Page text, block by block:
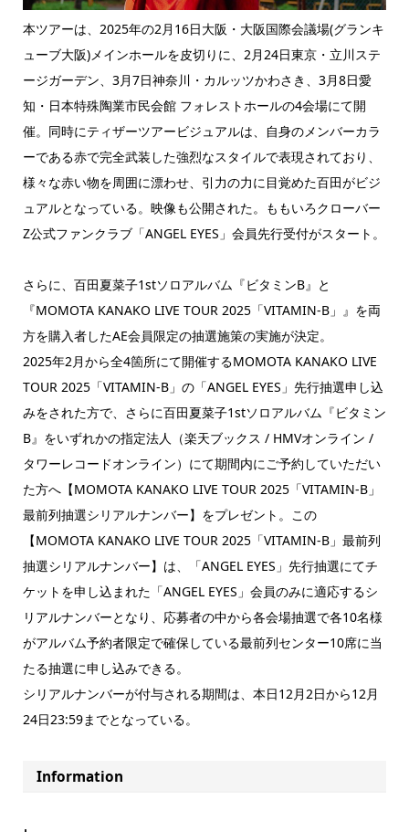
本ツアーは、2025年の2月16日大阪・大阪国際会議場(グランキ
ューブ大阪)メインホールを皮切りに、2月24日東京・立川ステ
ージガーデン、3月7日神奈川・カルッツかわさき、3月8日愛
知・日本特殊陶業市民会館 フォレストホールの4会場にて開
催。同時にティザーツアービジュアルは、自身のメンバーカラ
ーである赤で完全武装した強烈なスタイルで表現されており、
様々な赤い物を周囲に漂わせ、引力の力に目覚めた百田がビジ
ュアルとなっている。映像も公開された。ももいろクローバー
Z公式ファンクラブ「ANGEL EYES」会員先行受付がスタート。
さらに、百田夏菜子1stソロアルバム『ビタミンB』と
『MOMOTA KANAKO LIVE TOUR 2025「VITAMIN-B」』を両
方を購入者したAE会員限定の抽選施策の実施が決定。
2025年2月から全4箇所にて開催するMOMOTA KANAKO LIVE
TOUR 2025「VITAMIN-B」の「ANGEL EYES」先行抽選申し込
みをされた方で、さらに百田夏菜子1stソロアルバム『ビタミン
B』をいずれかの指定法人（楽天ブックス / HMVオンライン /
タワーレコードオンライン）にて期間内にご予約していただい
た方へ【MOMOTA KANAKO LIVE TOUR 2025「VITAMIN-B」
最前列抽選シリアルナンバー】をプレゼント。この
【MOMOTA KANAKO LIVE TOUR 2025「VITAMIN-B」最前列
抽選シリアルナンバー】は、「ANGEL EYES」先行抽選にてチ
ケットを申し込まれた「ANGEL EYES」会員のみに適応するシ
リアルナンバーとなり、応募者の中から各会場抽選で各10名様
がアルバム予約者限定で確保している最前列センター10席に当
たる抽選に申し込みできる。
シリアルナンバーが付与される期間は、本日12月2日から12月
24日23:59までとなっている。
Information